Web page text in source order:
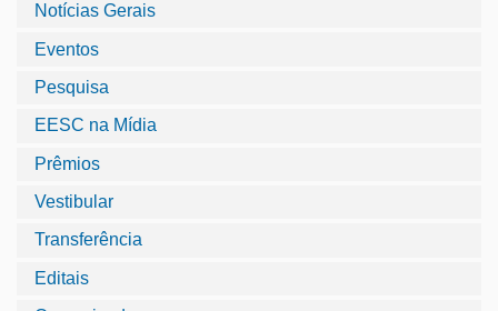
Notícias Gerais
Eventos
Pesquisa
EESC na Mídia
Prêmios
Vestibular
Transferência
Editais